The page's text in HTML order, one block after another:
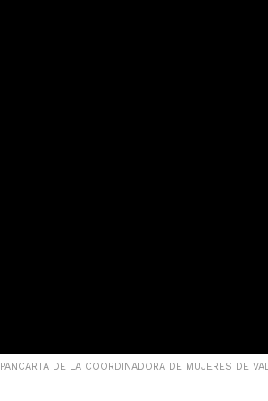
PANCARTA DE LA COORDINADORA DE MUJERES DE